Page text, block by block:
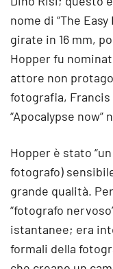
nome di “The
girate in 16 mm,
Hopper fu
attore non
fotografia, Francis
“Apocalypse
Hopper è stato
fotografo)
grande qualità.
“fotografo
istantanee; era
formali della